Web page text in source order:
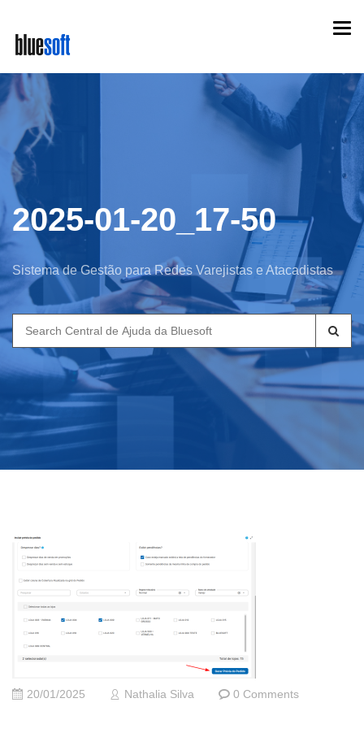
main
content
2025-01-20_17-50
Sistema de Gestão para Redes Varejistas e Atacadistas
Search
for:
20/01/2025 Nathalia Silva 0 Comments